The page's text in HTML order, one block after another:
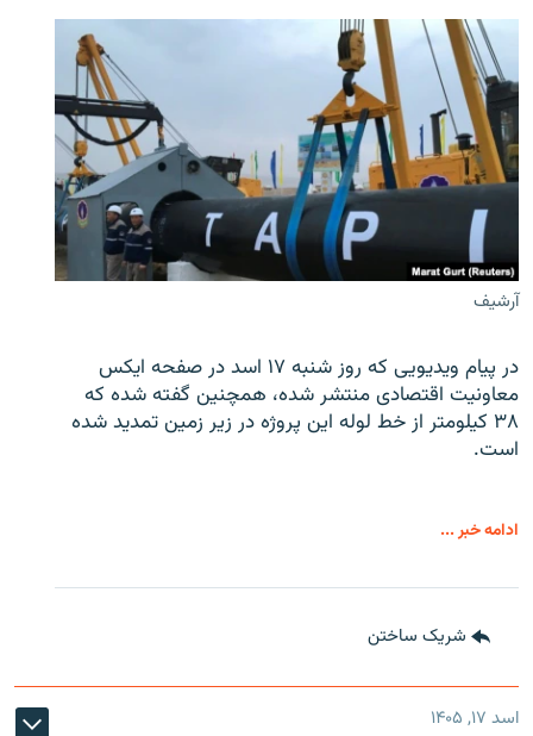
آرشیف
در پیام ویدیویی که روز شنبه ۱۷ اسد در صفحه ایکس
معاونیت اقتصادی منتشر شده، همچنین گفته شده که
۳۸ کیلومتر از خط لوله این پروژه در زیر زمین تمدید شده
است.
ادامه خبر ...
شریک ساختن
اسد ۱۷, ۱۴۰۵